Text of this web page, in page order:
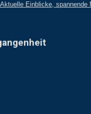
Einblicke, spannende